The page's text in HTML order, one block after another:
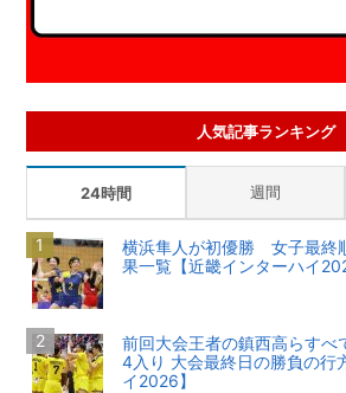
人気記事ランキング
24時間 週間
横浜隼人が初優勝 女子最終
果一覧【近畿インターハイ
前回大会王者の鎮西高らすべ
4入り 大会最終日の勝負の行
イ2026】